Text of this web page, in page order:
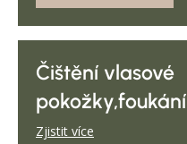
Čištění vlasové
pokožky,foukání
Zjistit více